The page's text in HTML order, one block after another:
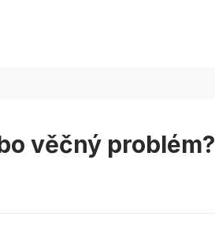
věčný problém?